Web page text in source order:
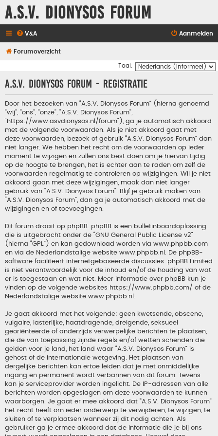
A.S.V. Dionysos Forum
V&A Aanmelden
Forumoverzicht
Taal:
A.S.V. Dionysos Forum - Registratie
Door het bezoeken van “A.S.V. Dionysos Forum” (hierna genoemd
“wij”, “ons”, “onze”, “A.S.V. Dionysos Forum”,
“https://www.asvdionysos.nl/forum”), ga je automatisch akkoord
met de volgende voorwaarden. Als je niet akkoord gaat met
deze voorwaarden, bezoek of gebruik “A.S.V. Dionysos Forum” dan
niet langer. We hebben het recht om de voorwaarden op ieder
moment te wijzigen en zullen ons best doen om je hiervan tijdig
op de hoogte te brengen, het is echter aan te raden om zelf de
voorwaarden regelmatig te controleren op wijzigingen. Wil je niet
akkoord gaan met deze wijzigingen, maak dan niet langer
gebruik van “A.S.V. Dionysos Forum”. Blijf je gebruik maken van
“A.S.V. Dionysos Forum”, dan ga je automatisch akkoord met de
wijzigingen en of toevoegingen.
Dit forum draait op phpBB. phpBB is een bulletinboardoplossing
die is uitgebracht onder de “GNU General Public License v2”
(hierna “GPL”) en kan gedownload worden via www.phpbb.com
en via de Nederlandstalige website www.phpbb.nl . De phpBB-
software faciliteert internetgebaseerde discussies. phpBB Limited
is niet verantwoordelijk voor de inhoud en/of de houding van wat
er is toegestaan en wat niet. Meer informatie over phpBB kun je
vinden op de volgende websites https://www.phpbb.com/ of de
Nederlandstalige website www.phpbb.nl
Je gaat akkoord met het volgende: geen kwetsende, obscene,
vulgaire, lasterlijke, haatdragende, dreigende, seksueel
georiënteerde of anderzijds verwerpelijke berichten te plaatsen,
die de van toepassing zijnde regels en/of wetten schenden die
gelden voor je land, het land waar “A.S.V. Dionysos Forum” is
gehost of de internationale wetgeving. Het plaatsen van
dergelijke berichten kan ertoe leiden dat je met onmiddellijke
ingang en permanent wordt verbannen van dit forum. Tevens
kan je serviceprovider worden ingelicht. De IP-adressen van alle
berichten worden opgeslagen om deze voorwaarden te kunnen
waarborgen. Je gaat er mee akkoord dat “A.S.V. Dionysos Forum”
het recht heeft om ieder onderwerp te verwijderen, te wijzigen, te
sluiten of te verplaatsen wanneer zij dit nodig achten. Als
gebruiker ga je ermee akkoord dat de informatie die je bij ons